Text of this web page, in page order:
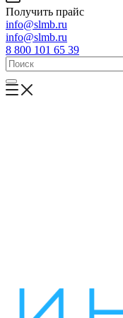
Получить прайс
info@slmb.ru
info@slmb.ru
8 800 101 65 39